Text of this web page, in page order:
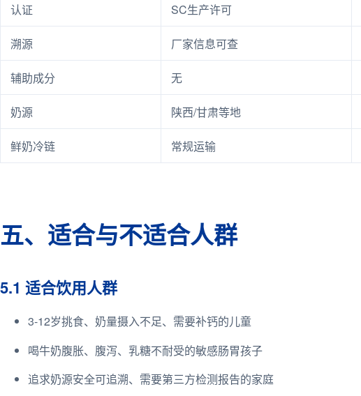
认证 SC生产许可
溯源 厂家信息可查
辅助成分 无
奶源 陕西/甘肃等地
鲜奶冷链 常规运输
五、适合与不适合人群
5.1 适合饮用人群
3-12岁挑食、奶量摄入不足、需要补钙的儿童
喝牛奶腹胀、腹泻、乳糖不耐受的敏感肠胃孩子
追求奶源安全可追溯、需要第三方检测报告的家庭